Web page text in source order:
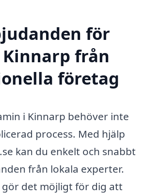
för
från
företag
i Kinnarp behöver inte
process. Med hjälp
kan du enkelt och snabbt
från lokala experter.
det möjligt för dig att